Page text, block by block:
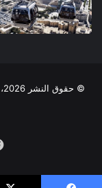
© حقوق النشر 2026، جميع الحقوق محفوظة | أُردُني - مِصداقِيةُ الخَبَر